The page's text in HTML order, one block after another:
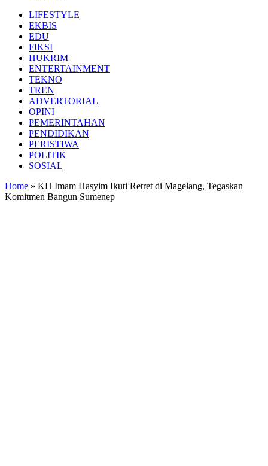
LIFESTYLE
EKBIS
EDU
FIKSI
HUKRIM
ENTERTAINMENT
TEKNO
TREN
ADVERTORIAL
OPINI
PEMERINTAHAN
PENDIDIKAN
PERISTIWA
POLITIK
SOSIAL
Home » KH Imam Hasyim Ikuti Retret di Magelang, Tegaskan
Komitmen Bangun Sumenep